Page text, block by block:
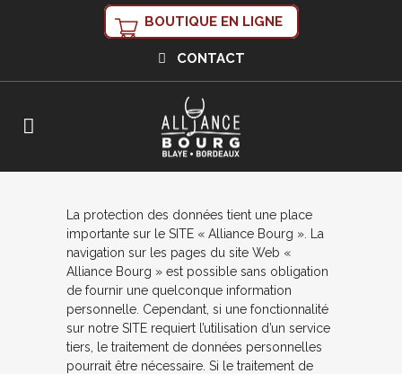
BOUTIQUE EN LIGNE
CONTACT
La protection des données tient une place
importante sur le SITE « Alliance Bourg ». La
navigation sur les pages du site Web «
Alliance Bourg » est possible sans obligation
de fournir une quelconque information
personnelle. Cependant, si une fonctionnalité
sur notre SITE requiert l’utilisation d’un service
tiers, le traitement de données personnelles
pourrait être nécessaire. Si le traitement de